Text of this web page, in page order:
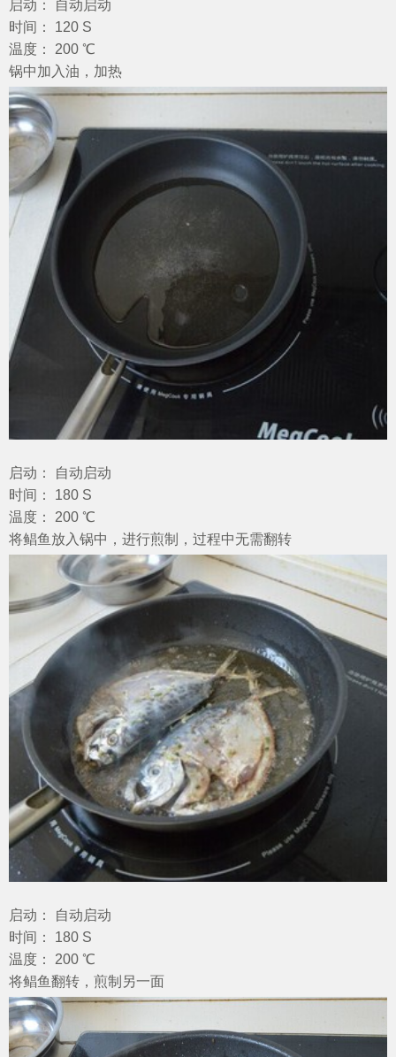
启动： 自动启动
时间： 120 S
温度： 200 ℃
锅中加入油，加热
启动： 自动启动
时间： 180 S
温度： 200 ℃
将鲳鱼放入锅中，进行煎制，过程中无需翻转
启动： 自动启动
时间： 180 S
温度： 200 ℃
将鲳鱼翻转，煎制另一面